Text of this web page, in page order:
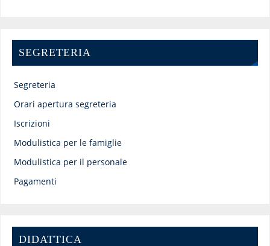
SEGRETERIA
Segreteria
Orari apertura segreteria
Iscrizioni
Modulistica per le famiglie
Modulistica per il personale
Pagamenti
DIDATTICA